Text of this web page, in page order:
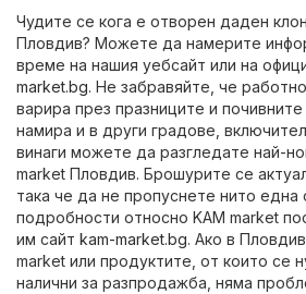
Чудите се кога е отворен даден
Пловдив? Можете да намерите
време на нашия уебсайт или на
market.bg. Не забравяйте, че
варира през празниците и
намира и в други градове,
винаги можете да разгледате най-
market Пловдив. Брошурите се
така че да не пропуснете нито една
подробности относно KAM market
им сайт kam-market.bg. Ако в
market или продуктите, от които се
налични за разпродажба, няма